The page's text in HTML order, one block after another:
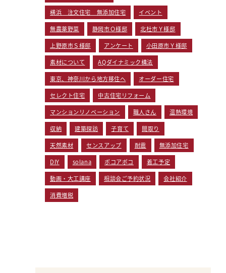
横浜 注文住宅 無添加住宅 イベント
無農薬野菜 静岡市Ｏ様邸 北杜市Ｙ様邸
上野原市Ｓ様邸 アンケート 小田原市Ｙ様邸
素材について AQダイナミック構法
東京、神奈川から地方移住へ オーダー住宅
セレクト住宅 中古住宅リフォーム
マンションリノベーション 職人さん 温熱環境
収納 建築探訪 子育て 間取り
天然素材 センスアップ 耐震 無添加住宅
DIY solana ポコアポコ 着工予定
動画・大工講座 相談会ご予約状況 会社紹介
消費増税